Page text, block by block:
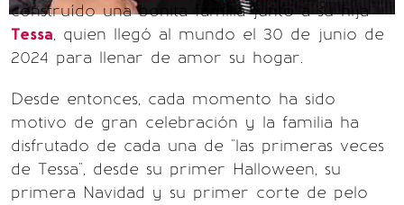
construído una bonita familia junto a su hija
Tessa, quien llegó al mundo el 30 de junio de
2024 para llenar de amor su hogar.
Desde entonces, cada momento ha sido
motivo de gran celebración y la familia ha
disfrutado de cada una de "las primeras veces
de Tessa", desde su primer Halloween, su
primera Navidad y su primer corte de pelo